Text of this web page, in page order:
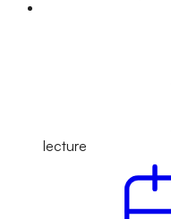
lecture